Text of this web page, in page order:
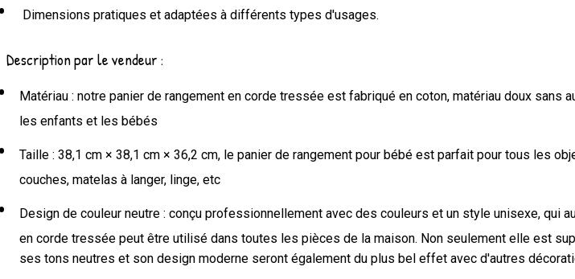
Dimensions pratiques et adaptées à différents types d'usages.
Description par le vendeur :
Matériau : notre panier de rangement en corde tressée est fabriqué en coton, matériau doux
les enfants et les bébés
Taille : 38,1 cm × 38,1 cm × 36,2 cm, le panier de rangement pour bébé est parfait pour tous les
couches, matelas à langer, linge, etc
Design de couleur neutre : conçu professionnellement avec des couleurs et un style unisexe, qui
en corde tressée peut être utilisé dans toutes les pièces de la maison. Non seulement elle est
ses tons neutres et son design moderne seront également du plus bel effet avec d'autres